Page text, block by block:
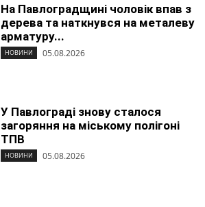
На Павлоградщині чоловік впав з
дерева та наткнувся на металеву
арматуру...
НОВИНИ 05.08.2026
У Павлограді знову сталося
загоряння на міському полігоні
ТПВ
НОВИНИ 05.08.2026